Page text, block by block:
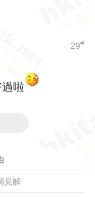
29#
啦
見解